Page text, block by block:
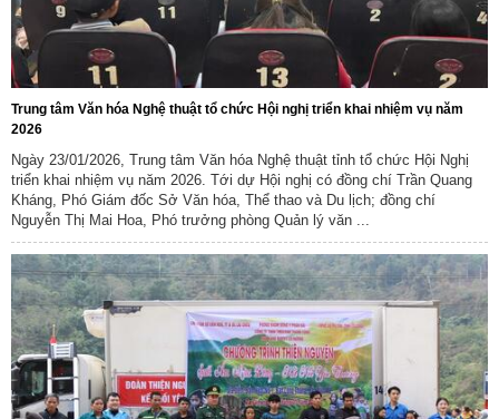
Trung tâm Văn hóa Nghệ thuật tổ chức Hội nghị triển khai nhiệm vụ năm
2026
Ngày 23/01/2026, Trung tâm Văn hóa Nghệ thuật tỉnh tổ chức Hội Nghị
triển khai nhiệm vụ năm 2026. Tới dự Hội nghị có đồng chí Trần Quang
Kháng, Phó Giám đốc Sở Văn hóa, Thể thao và Du lịch; đồng chí
Nguyễn Thị Mai Hoa, Phó trưởng phòng Quản lý văn ...